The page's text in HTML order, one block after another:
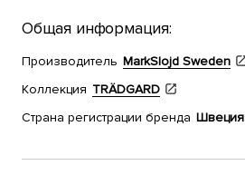
Общая информация:
Производитель MarkSlojd Sweden
Коллекция TRÄDGARD
Страна регистрации бренда Швеция